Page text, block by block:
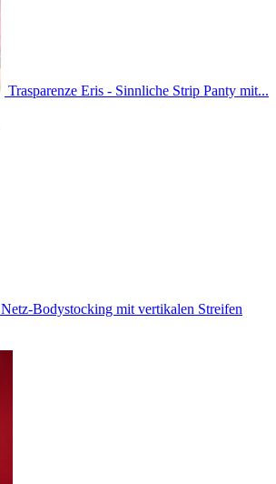
Trasparenze Eris - Sinnliche Strip Panty mit...
Netz-Bodystocking mit vertikalen Streifen